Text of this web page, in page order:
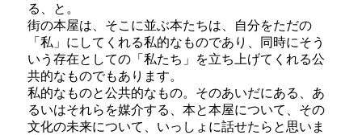
る、と。
街の本屋は、そこに並ぶ本たちは、自分をただの
「私」にしてくれる私的なものであり、同時にそう
いう存在としての「私たち」を立ち上げてくれる公
共的なものでもあります。
私的なものと公共的なもの。そのあいだにある、あ
るいはそれらを媒介する、本と本屋について、その
文化の未来について、いっしょに話せたらと思いま